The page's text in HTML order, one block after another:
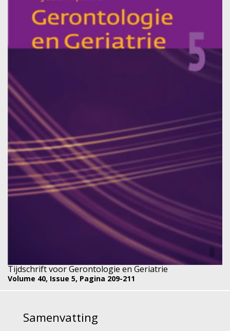
Tijdschrift voor Gerontologie en Geriatrie
Volume 40, Issue 5, Pagina 209-211
Samenvatting